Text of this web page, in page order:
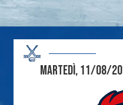
Martedì, 11/08/